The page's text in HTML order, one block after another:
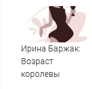
деревне.
Тренировки идут
полным ходом
(The i Paper ,
Великобритания)
Ирина Баржак:
Возраст
королевы